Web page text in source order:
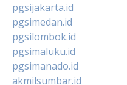
pgsijakarta.id
pgsimedan.id
pgsilombok.id
pgsimaluku.id
pgsimanado.id
akmilsumbar.id